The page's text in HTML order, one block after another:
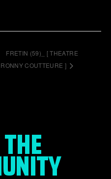
FRETIN (59)_ [ THEATRE
RONNY COUTTEURE ]